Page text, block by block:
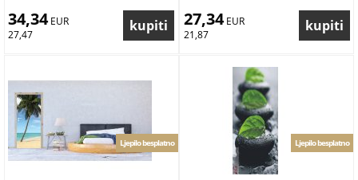
34,34 EUR
27,47
27,34 EUR
21,87
Ljepilo besplatno Ljepilo besplatno